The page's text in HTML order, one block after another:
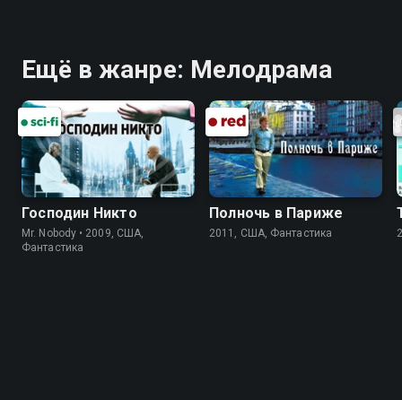
Ещё в жанре: Мелодрама
Господин Никто
Mr. Nobody • 2009, США,
Фантастика
Полночь в Париже
2011, США, Фантастика